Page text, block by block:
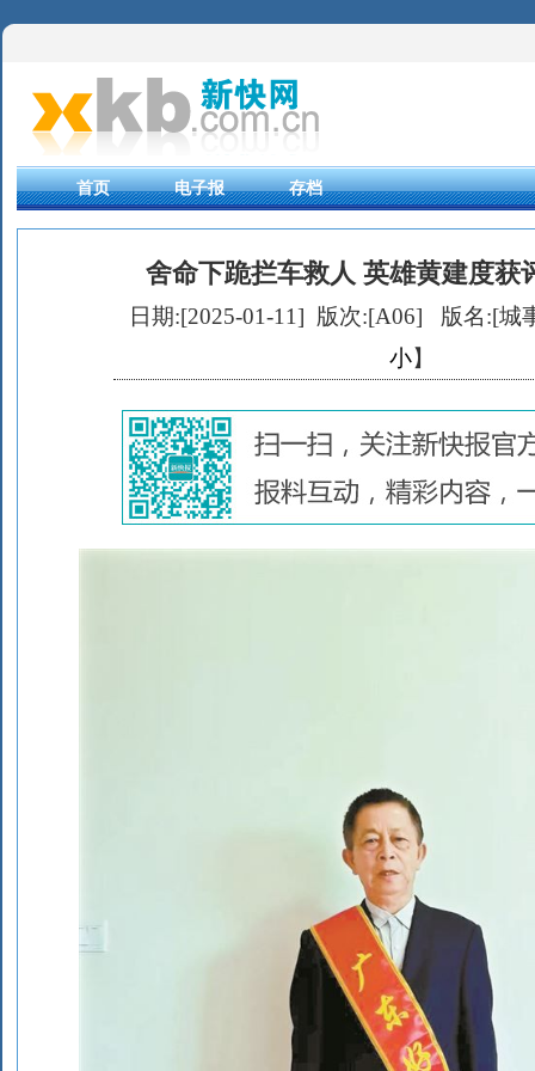
首页 电子报 存档
舍命下跪拦车救人 英雄黄建度获
日期:[2025-01-11] 版次:[A06]
版名:[城
小】